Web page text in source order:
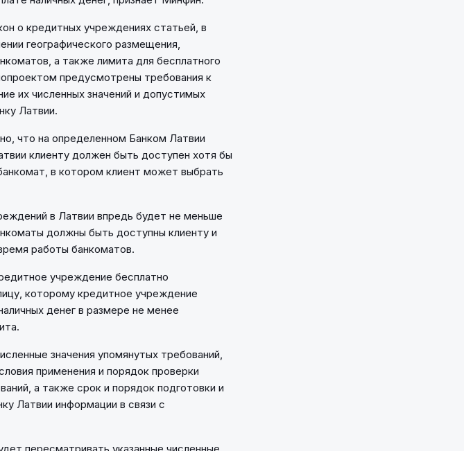
о кредитных учреждениях статьей, в
географического размещения,
а также лимита для бесплатного
предусмотрены требования к
их численных значений и допустимых
Латвии.
что на определенном Банком Латвии
клиенту должен быть доступен хотя бы
в котором клиент может выбрать
в Латвии впредь будет не меньше
должны быть доступны клиенту и
работы банкоматов.
учреждение бесплатно
которому кредитное учреждение
денег в размере не менее
значения упомянутых требований,
применения и порядок проверки
а также срок и порядок подготовки и
Латвии информации в связи с